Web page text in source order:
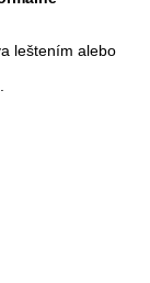
leštením alebo